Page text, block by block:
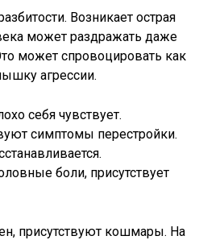
Возникает острая
может раздражать даже
может спровоцировать как
агрессии.
себя чувствует.
симптомы перестройки.
боли, присутствует
присутствуют кошмары. На